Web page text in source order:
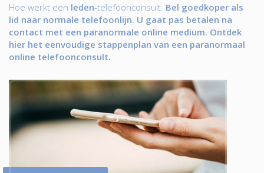
Hoe werkt een leden-telefoonconsult. Bel goedkoper als
lid naar normale telefoonlijn. U gaat pas betalen na
contact met een paranormale online medium. Ontdek
hier het eenvoudige stappenplan van een paranormaal
online telefoonconsult.